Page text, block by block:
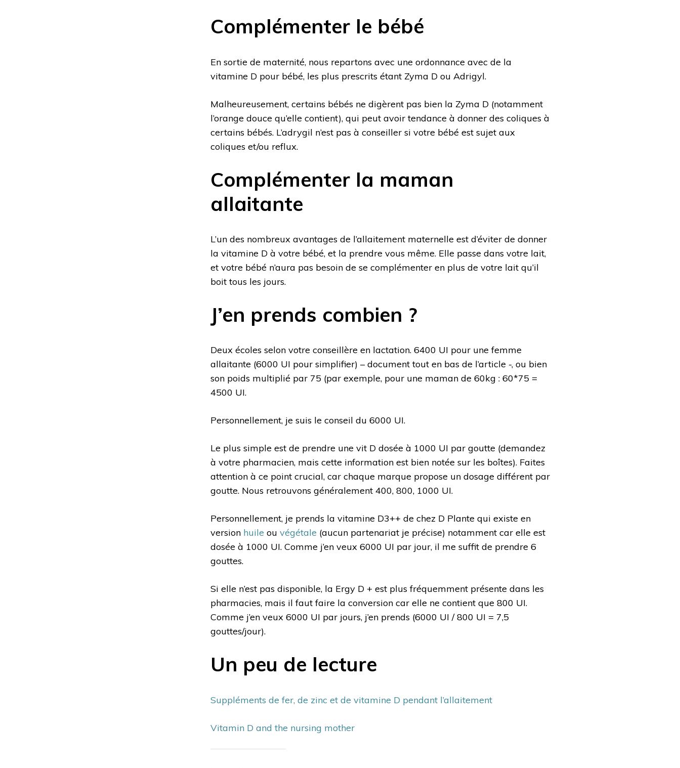
Complémenter le bébé
En sortie de maternité, nous repartons avec une ordonnance avec de la
vitamine D pour bébé, les plus prescrits étant Zyma D ou Adrigyl.
Malheureusement, certains bébés ne digèrent pas bien la Zyma D (notamment
l’orange douce qu’elle contient), qui peut avoir tendance à donner des coliques à
certains bébés. L’adrygil n’est pas à conseiller si votre bébé est sujet aux
coliques et/ou reflux.
Complémenter la maman
allaitante
L’un des nombreux avantages de l’allaitement maternelle est d’éviter de donner
la vitamine D à votre bébé, et la prendre vous même. Elle passe dans votre lait,
et votre bébé n’aura pas besoin de se complémenter en plus de votre lait qu’il
boit tous les jours.
J’en prends combien ?
Deux écoles selon votre conseillère en lactation. 6400 UI pour une femme
allaitante (6000 UI pour simplifier) – document tout en bas de l’article -, ou bien
son poids multiplié par 75 (par exemple, pour une maman de 60kg : 60*75 =
4500 UI.
Personnellement, je suis le conseil du 6000 UI.
Le plus simple est de prendre une vit D dosée à 1000 UI par goutte (demandez
à votre pharmacien, mais cette information est bien notée sur les boîtes). Faites
attention à ce point crucial, car chaque marque propose un dosage différent par
goutte. Nous retrouvons généralement 400, 800, 1000 UI.
Personnellement, je prends la vitamine D3++ de chez D Plante qui existe en
version huile ou végétale (aucun partenariat je précise) notamment car elle est
dosée à 1000 UI. Comme j’en veux 6000 UI par jour, il me suffit de prendre 6
gouttes.
Si elle n’est pas disponible, la Ergy D + est plus fréquemment présente dans les
pharmacies, mais il faut faire la conversion car elle ne contient que 800 UI.
Comme j’en veux 6000 UI par jours, j’en prends (6000 UI / 800 UI = 7,5
gouttes/jour).
Un peu de lecture
Suppléments de fer, de zinc et de vitamine D pendant l’allaitement
Vitamin D and the nursing mother